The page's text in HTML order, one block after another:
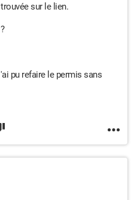
sur le lien.
pu refaire le permis sans